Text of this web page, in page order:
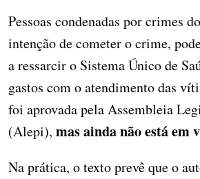
Pessoas condenadas por crimes
intenção de cometer o crime,
a ressarcir o Sistema Único de
gastos com o atendimento das
foi aprovada pela Assembleia
(Alepi), mas ainda não está em
Na prática, o texto prevê que o